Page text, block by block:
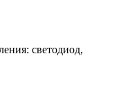
светодиод,